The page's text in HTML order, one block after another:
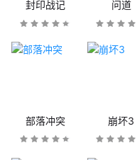
封印战记 问道
部落冲突 崩坏3